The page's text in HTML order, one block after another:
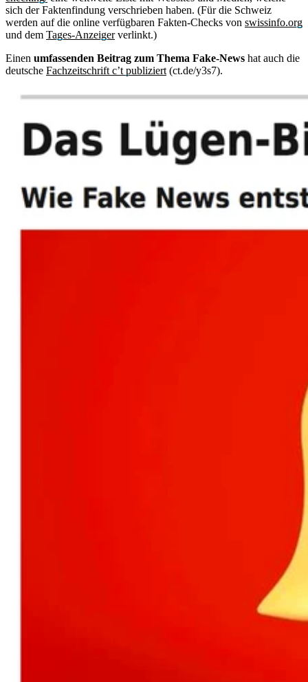
sich der Faktenfindung verschrieben haben. (Für die Schweiz
werden auf die online verfügbaren Fakten-Checks von swissinfo.org
und dem Tages-Anzeigerverlinkt.)
Einen umfassenden Beitrag zum Thema Fake-News hat auch die
deutsche Fachzeitschrift c’t publiziert (ct.de/y3s7).